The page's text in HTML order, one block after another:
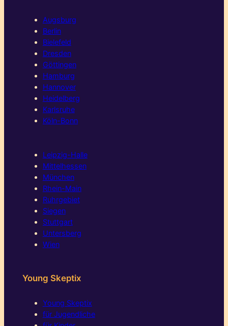
Augsburg
Berlin
Bielefeld
Dresden
Göttingen
Hamburg
Hannover
Heidelberg
Karlsruhe
Köln-Bonn
Leipzig-Halle
Mittelhessen
München
Rhein-Main
Ruhrgebiet
Siegen
Stuttgart
Untersberg
Wien
Young Skeptix
Young Skeptix
für Jugendliche